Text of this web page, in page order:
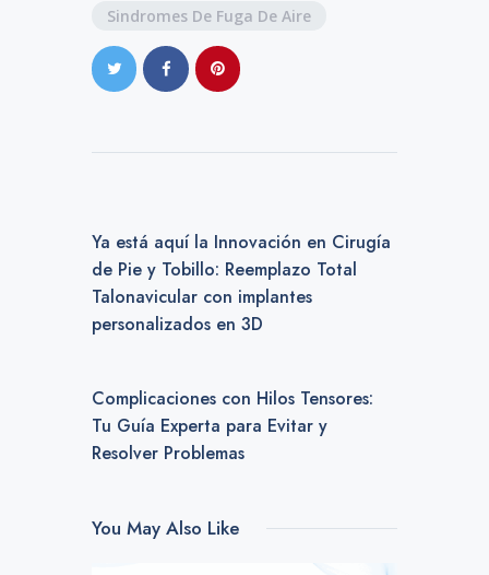
Sindromes De Fuga De Aire
Ya está aquí la Innovación en Cirugía
de Pie y Tobillo: Reemplazo Total
Talonavicular con implantes
personalizados en 3D
Complicaciones con Hilos Tensores:
Tu Guía Experta para Evitar y
Resolver Problemas
You May Also Like